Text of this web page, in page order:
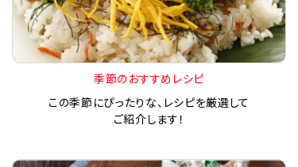
季節のおすすめレシピ
この季節にぴったりな、レシピを厳選して
ご紹介します！